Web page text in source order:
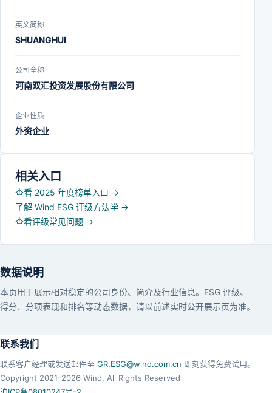
英文简称
SHUANGHUI
公司全称
河南双汇投资发展股份有限公司
企业性质
外资企业
相关入口
查看 2025 年度榜单入口 →
了解 Wind ESG 评级方法学 →
查看评级常见问题 →
数据说明
本页用于展示相对稳定的公司身份、简介及行业信息。ESG 评级、
得分、分项表现和排名等动态数据，请以前述实时公开展示页为准。
联系我们
联系客户经理或发送邮件至 GR.ESG@wind.com.cn 即刻获得免费试用。
Copyright 2021-2026 Wind, All Rights Reserved